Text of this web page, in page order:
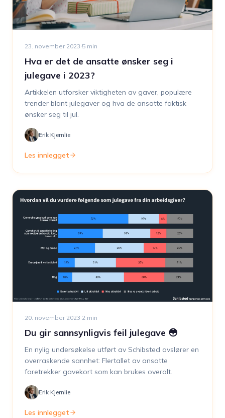
23. november 2023·5 min
Hva er det de ansatte ønsker seg i
julegave i 2023?
Artikkelen utforsker viktigheten av gaver, populære
trender blant julegaver og hva de ansatte faktisk
ønsker seg til jul.
Erik Kjernlie
Les innlegget
20. november 2023·2 min
Du gir sannsynligvis feil julegave 😳
En nylig undersøkelse utført av Schibsted avslører en
overraskende sannhet: Flertallet av ansatte
foretrekker gavekort som kan brukes overalt.
Erik Kjernlie
Les innlegget